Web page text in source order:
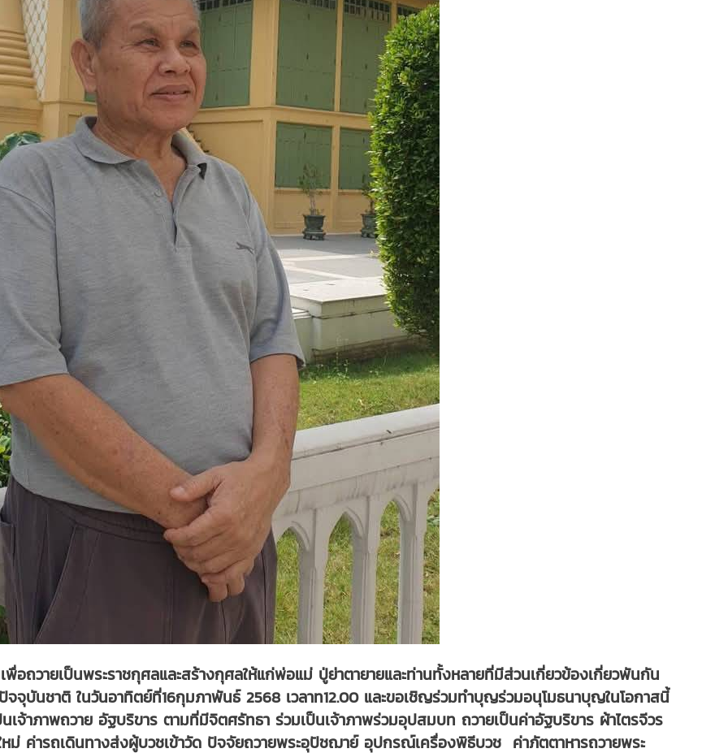
ถวายเป็นพระราชกุศลและสร้างกุศลให้แก่พ่อแม่ ปู่ย่าตายายและท่านทั้งหลายที่มีส่วนเกี่ยวข้องเกี่ยวพันกัน
จุบันชาติ ในวันอาทิตย์ที่16กุมภาพันธ์ 2568 เวลาท12.00 และขอเชิญร่วมทำบุญร่วมอนุโมธนาบุญในโอกาสนี้
เจ้าภาพถวาย อัฐบริขาร ตามที่มีจิตศรัทธา ร่วมเป็นเจ้าภาพร่วมอุปสมบท ถวายเป็นค่าอัฐบริขาร ผ้าไตรจีวร
หม่ ค่ารถเดินทางส่งผู้บวชเข้าวัด ปัจจัยถวายพระอุปัชฌาย์ อุปกรณ์เครื่องพิธีบวช ค่าภัตตาหารถวายพระ